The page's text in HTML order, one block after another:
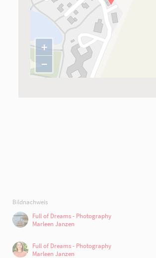
+
−
Bildnachweis
Full of Dreams - Photography
Marleen Janzen
Full of Dreams - Photography
Marleen Janzen